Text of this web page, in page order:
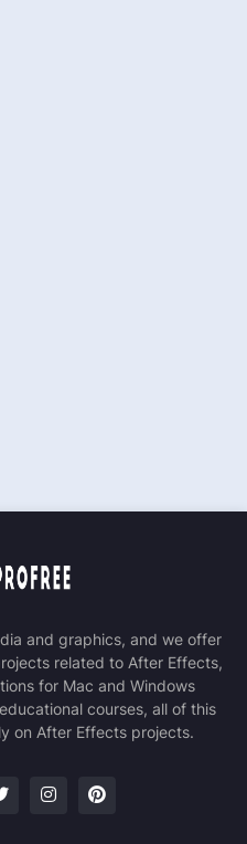
and graphics, and we offer
related to After Effects,
for Mac and Windows
courses, all of this
on After Effects projects.